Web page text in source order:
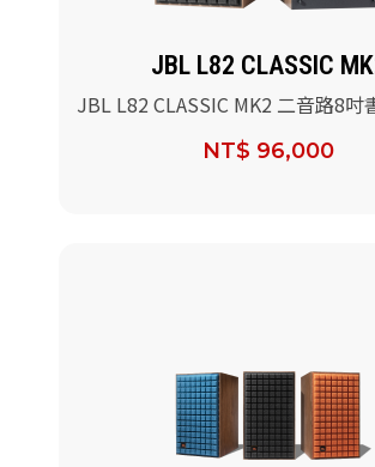
JBL L82 CLASSIC
JBL L82 CLASSIC MK2 二音路8吋
NT$ 96,000